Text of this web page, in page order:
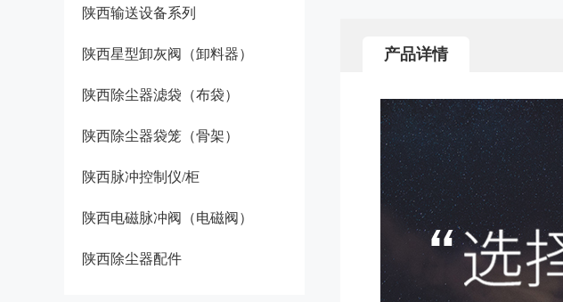
陕西输送设备系列
陕西星型卸灰阀（卸料器）
陕西除尘器滤袋（布袋）
陕西除尘器袋笼（骨架）
陕西脉冲控制仪/柜
陕西电磁脉冲阀（电磁阀）
陕西除尘器配件
产品详情